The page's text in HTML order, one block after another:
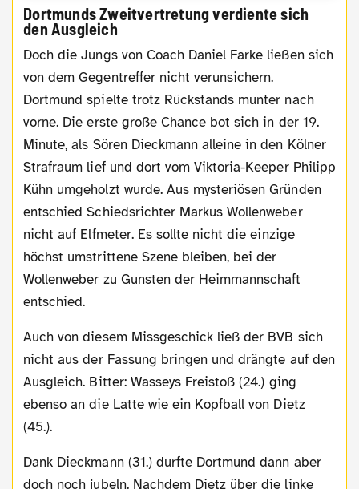
Dortmunds Zweitvertretung verdiente sich
den Ausgleich
Doch die Jungs von Coach Daniel Farke ließen sich
von dem Gegentreffer nicht verunsichern.
Dortmund spielte trotz Rückstands munter nach
vorne. Die erste große Chance bot sich in der 19.
Minute, als Sören Dieckmann alleine in den Kölner
Strafraum lief und dort vom Viktoria-Keeper Philipp
Kühn umgeholzt wurde. Aus mysteriösen Gründen
entschied Schiedsrichter Markus Wollenweber
nicht auf Elfmeter. Es sollte nicht die einzige
höchst umstrittene Szene bleiben, bei der
Wollenweber zu Gunsten der Heimmannschaft
entschied.
Auch von diesem Missgeschick ließ der BVB sich
nicht aus der Fassung bringen und drängte auf den
Ausgleich. Bitter: Wasseys Freistoß (24.) ging
ebenso an die Latte wie ein Kopfball von Dietz
(45.).
Dank Dieckmann (31.) durfte Dortmund dann aber
doch noch jubeln. Nachdem Dietz über die linke